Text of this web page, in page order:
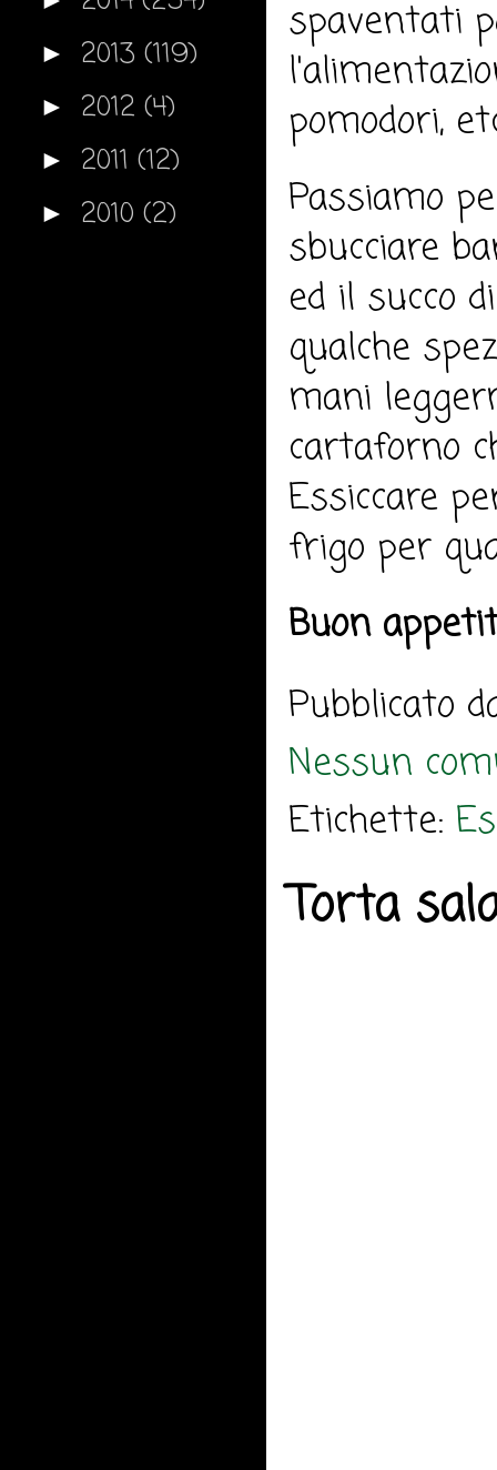
spaventati
pomodori,
Passiamo
sbucciare
ed il succo
qualche
mani
cartaforno
Essiccare
frigo per
Buon
Pubblicato
Nessun
Etichette:
Torta
► 2013 (119)
► 2012 (4)
► 2011 (12)
► 2010 (2)